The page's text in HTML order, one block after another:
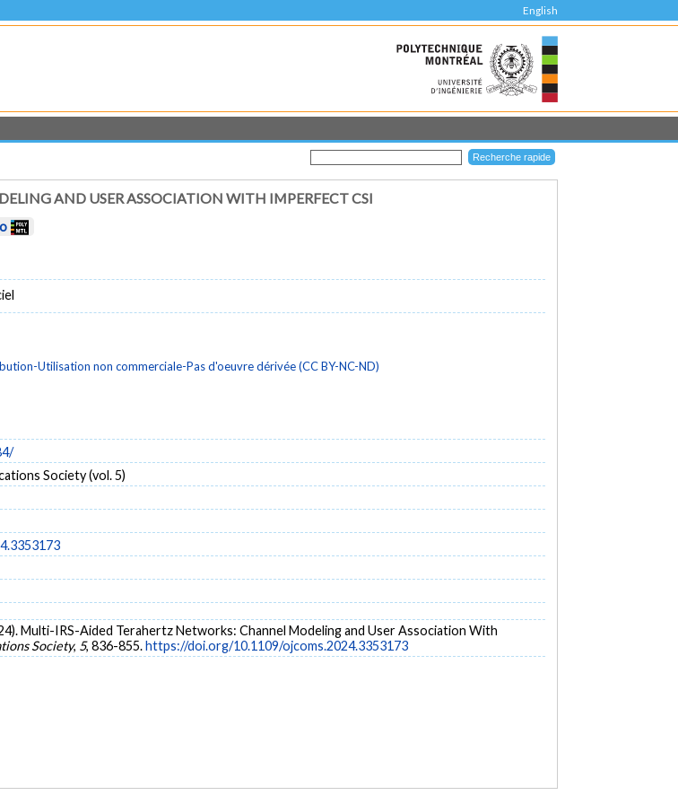
English
AND USER ASSOCIATION WITH IMPERFECT CSI
Utilisation non commerciale-Pas d'oeuvre dérivée (CC BY-NC-ND)
Society (vol. 5)
Multi-IRS-Aided Terahertz Networks: Channel Modeling and User Association With
Society, 5, 836-855.https://doi.org/10.1109/ojcoms.2024.3353173